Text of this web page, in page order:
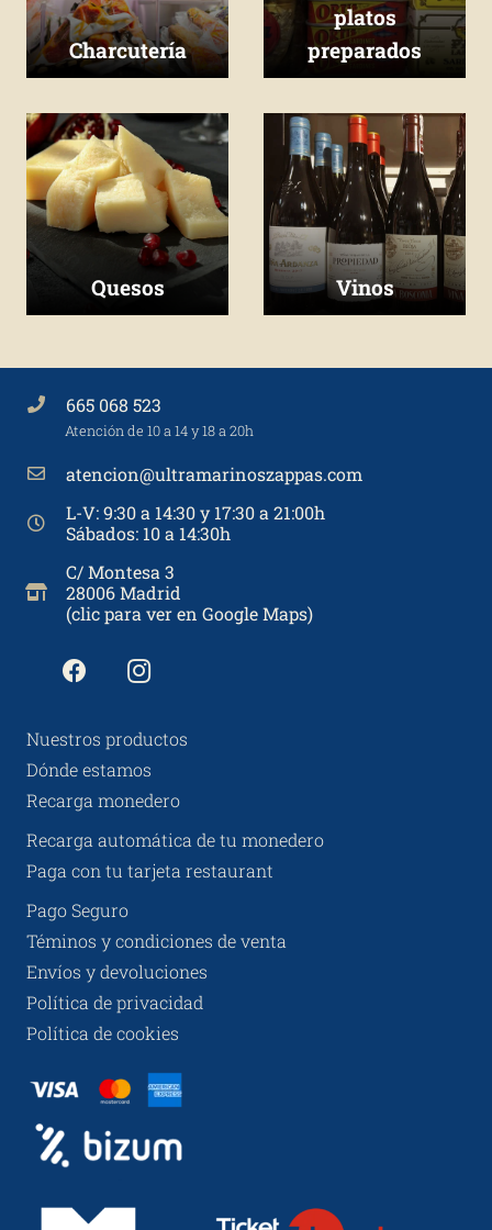
Charcutería
platos
preparados
Quesos Vinos
665 068 523
Atención de 10 a 14 y 18 a 20h
atencion@ultramarinoszappas.com
L-V: 9:30 a 14:30 y 17:30 a 21:00h
Sábados: 10 a 14:30h
C/ Montesa 3
28006 Madrid
(clic para ver en Google Maps)
Nuestros productos
Dónde estamos
Recarga monedero
Recarga automática de tu monedero
Paga con tu tarjeta restaurant
Pago Seguro
Téminos y condiciones de venta
Envíos y devoluciones
Política de privacidad
Política de cookies